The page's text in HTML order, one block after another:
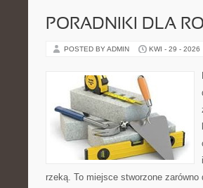
PORADNIKI DLA
POSTED BY ADMIN KWI - 29 - 2026
rzeką. To miejsce stworzone